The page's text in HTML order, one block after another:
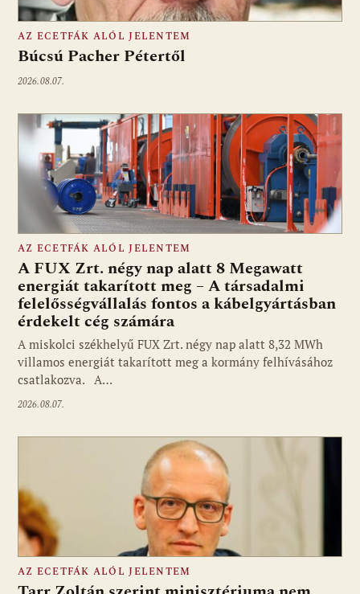
AZ ECETFÁK ALÓL JELENTEM
Búcsú Pacher Pétertől
2026.08.07.
AZ ECETFÁK ALÓL JELENTEM
A FUX Zrt. négy nap alatt 8 Megawatt
energiát takarított meg – A társadalmi
felelősségvállalás fontos a kábelgyártásban
érdekelt cég számára
A miskolci székhelyű FUX Zrt. négy nap alatt 8,32 MWh
villamos energiát takarított meg a kormány felhívásához
csatlakozva. A…
2026.08.07.
AZ ECETFÁK ALÓL JELENTEM